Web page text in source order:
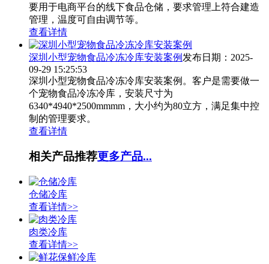
要用于电商平台的线下食品仓储，要求管理上符合建造
管理，温度可自由调节等。
查看详情
深圳小型宠物食品冷冻冷库安装案例 发布日期：2025-
09-29 15:25:53
深圳小型宠物食品冷冻冷库安装案例。客户是需要做一
个宠物食品冷冻冷库，安装尺寸为
6340*4940*2500mmmm，大小约为80立方，满足集中控
制的管理要求。
查看详情
相关产品推荐更多产品...
仓储冷库
查看详情>>
肉类冷库
查看详情>>